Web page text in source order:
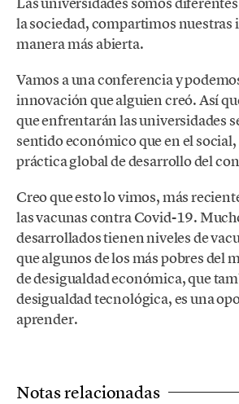
la sociedad, compartimos nuestras
manera más abierta.
Vamos a una conferencia y
innovación que alguien creó. Así
que enfrentarán las universidades
sentido económico que en el social,
práctica global de desarrollo del
Creo que esto lo vimos, más
las vacunas contra Covid-19.
desarrollados tienen niveles de
que algunos de los más pobres del
de desigualdad económica, que
desigualdad tecnológica, es una
aprender.
Notas relacionadas